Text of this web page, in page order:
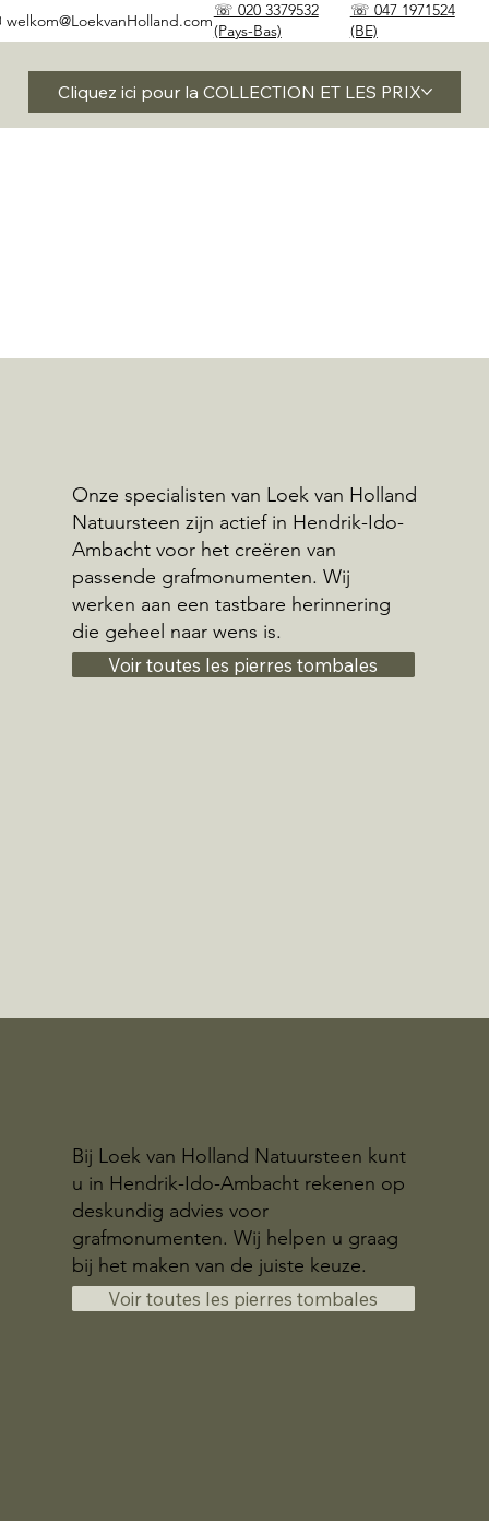
☏ 020 3379532
(Pays-Bas)
☏ 047 1971524
(BE)
welkom@LoekvanHolland.com
Cliquez ici pour la COLLECTION ET LES PRIX
Onze specialisten van Loek van Holland
Natuursteen zijn actief in Hendrik-Ido-
Ambacht voor het creëren van
passende grafmonumenten. Wij
werken aan een tastbare herinnering
die geheel naar wens is.
Voir toutes les pierres tombales
Bij Loek van Holland Natuursteen kunt
u in Hendrik-Ido-Ambacht rekenen op
deskundig advies voor
grafmonumenten. Wij helpen u graag
bij het maken van de juiste keuze.
Voir toutes les pierres tombales